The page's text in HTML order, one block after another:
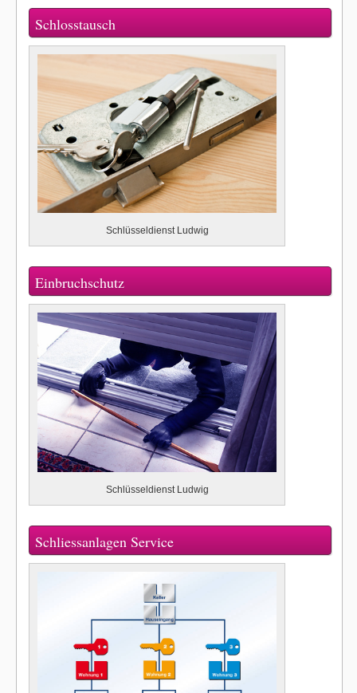
Schlosstausch
Schlüsseldienst Ludwig
Einbruchschutz
Schlüsseldienst Ludwig
Schliessanlagen Service